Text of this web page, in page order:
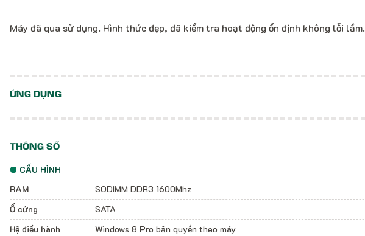
Máy đã qua sử dụng. Hình thức đẹp, đã kiểm tra hoạt động ổn định không lỗi lầm.
ỨNG DỤNG
THÔNG SỐ
CẤU HÌNH
RAM
SODIMM DDR3 1600Mhz
Ổ cứng
SATA
Hệ điều hành
Windows 8 Pro bản quyền theo máy